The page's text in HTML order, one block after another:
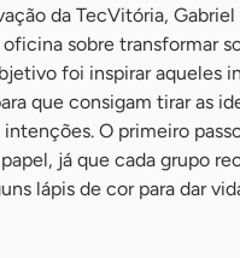
da TecVitória, Gabriel
sobre transformar
foi inspirar aqueles
que consigam tirar as
intenções. O primeiro
já que cada grupo
lápis de cor para dar